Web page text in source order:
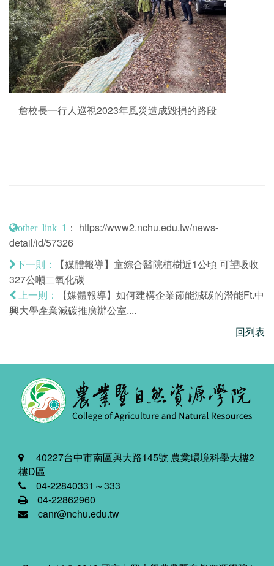
詹校長一行人巡視2023年風災造成毀損的路段
other_link_1 ： https://www2.nchu.edu.tw/news-
detail/id/57326
下一則：
【媒體報導】童綜合醫院植樹近1公頃 可望吸收
327公噸二氧化碳
上一則：
【媒體報導】如何建構企業節能減碳的潛能Ft.中
興大學產業減碳推廣辦公室....
回列表
40227台中市南區興大路145號 農業環境科學大樓2
樓D區
04-22840331～333
04-22862960
canr@nchu.edu.tw